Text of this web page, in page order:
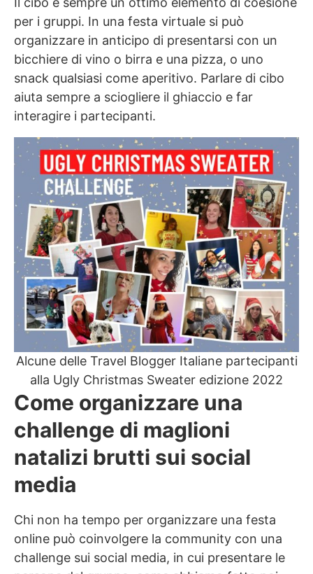
per i gruppi. In una festa virtuale si può
organizzare in anticipo di presentarsi con un
bicchiere di vino o birra e una pizza, o uno
snack qualsiasi come aperitivo. Parlare di cibo
aiuta sempre a sciogliere il ghiaccio e far
interagire i partecipanti.
Alcune delle Travel Blogger Italiane partecipanti
alla Ugly Christmas Sweater edizione 2022
Come organizzare una
challenge di maglioni
natalizi brutti sui social
media
Chi non ha tempo per organizzare una festa
online può coinvolgere la community con una
challenge sui social media, in cui presentare le